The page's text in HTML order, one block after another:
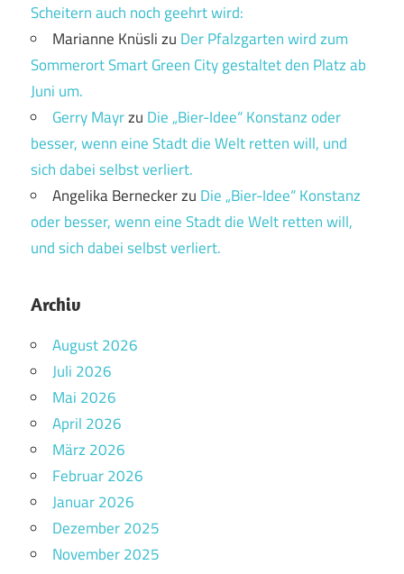
Scheitern auch noch geehrt wird:
Marianne Knüslizu Der Pfalzgarten wird zum
Sommerort Smart Green City gestaltet den Platz ab
Juni um.
Gerry Mayrzu Die „Bier-Idee“ Konstanz oder
besser, wenn eine Stadt die Welt retten will, und
sich dabei selbst verliert.
Angelika Berneckerzu Die „Bier-Idee“ Konstanz
oder besser, wenn eine Stadt die Welt retten will,
und sich dabei selbst verliert.
Archiv
August 2026
Juli 2026
Mai 2026
April 2026
März 2026
Februar 2026
Januar 2026
Dezember 2025
November 2025